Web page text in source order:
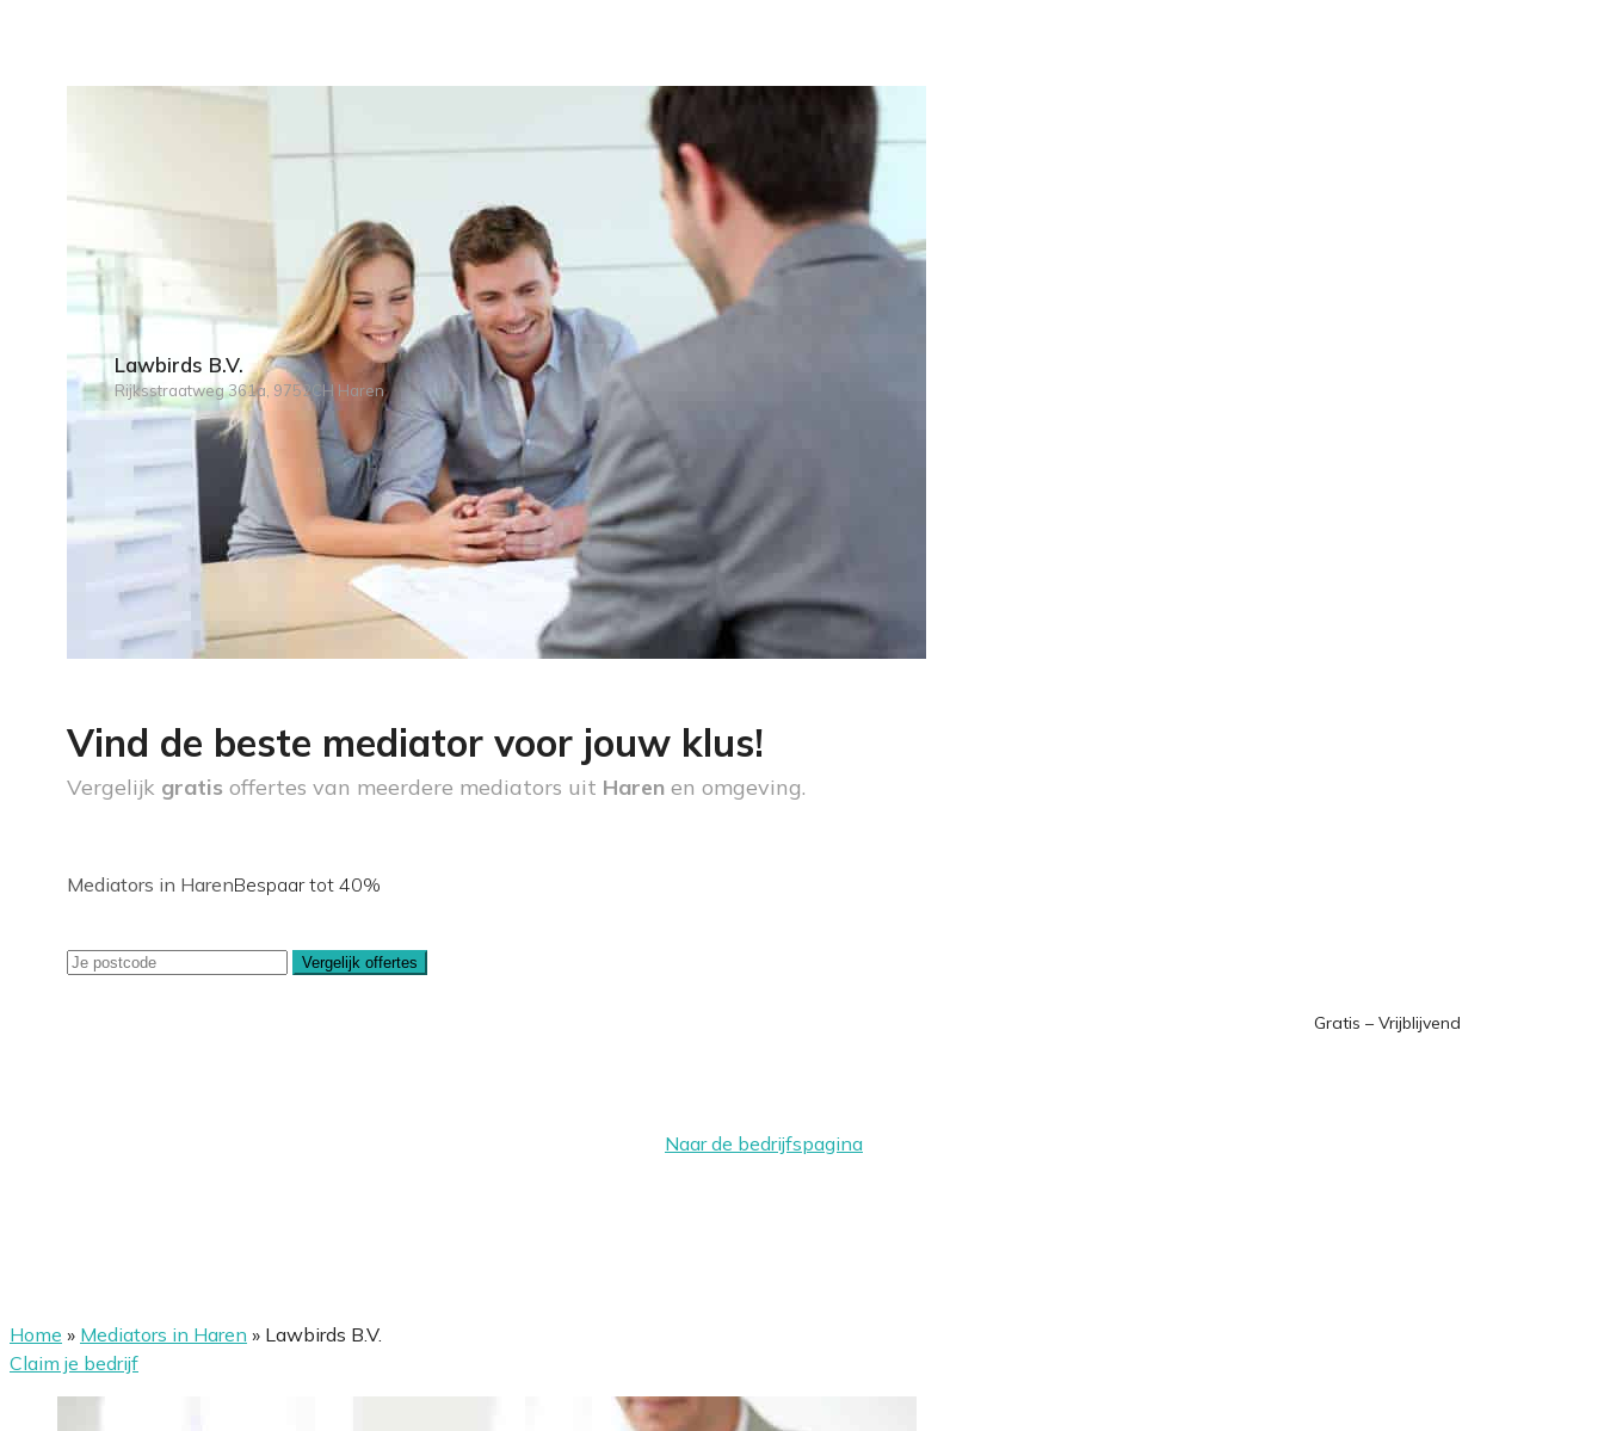
Lawbirds B.V.
Rijksstraatweg 361a, 9752CH Haren
Vind de beste mediator voor jouw klus!
Vergelijk gratis offertes van meerdere mediators uit Haren en omgeving.
Mediators in HarenBespaar tot 40%
Vergelijk offertes
Gratis – Vrijblijvend
Naar de bedrijfspagina
Home » Mediators in Haren » Lawbirds B.V.
Claim je bedrijf